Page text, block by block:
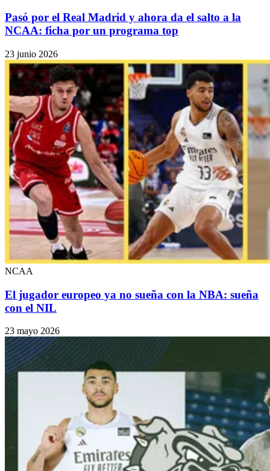
Pasó por el Real Madrid y ahora da el salto a la
NCAA: ficha por un programa top
23 junio 2026
NCAA
El jugador europeo ya no sueña con la NBA: sueña
con el NIL
23 mayo 2026